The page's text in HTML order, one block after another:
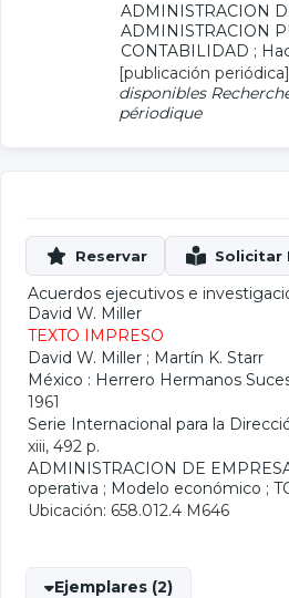
ADMINISTRACION
ADMINISTRACION
CONTABILIDAD ;
[publicación periódica]
disponibles
périodique
Acuerdos ejecutivos e
David W. Miller
TEXTO IMPRESO
David W. Miller ; Martín K. Starr
México : Herrero Hermanos
1961
Serie Internacional para la
xiii, 492 p.
ADMINISTRACION DE
operativa ; Modelo económico ;
Ubicación: 658.012.4 M646
Ejemplares (2)